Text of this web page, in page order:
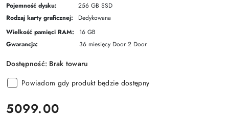
Pojemność dysku:
256 GB SSD
Rodzaj karty graficznej:
Dedykowana
Wielkość pamięci RAM:
16 GB
Gwarancja:
36 miesięcy Door 2 Door
Dostępność: Brak towaru
Powiadom gdy produkt będzie dostępny
cena:
5099.00